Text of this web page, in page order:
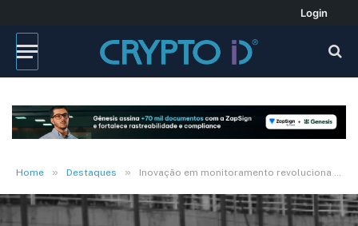
Login
Home » Destaques » Inovação em monitoramento revoluciona segurança e performance na Porsche Cup